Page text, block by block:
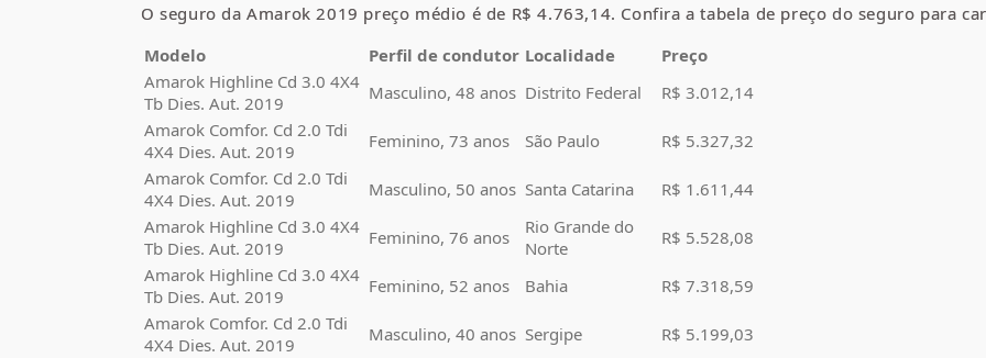
O seguro daAmarok 2019 preço médio é de R$ 4.763,14. Confira a tabela de preço do seguro para
Modelo
Perfil de condutor Localidade
Preço
Amarok Highline Cd 3.0 4X4
Tb Dies. Aut. 2019
Masculino, 48 anos Distrito Federal
R$ 3.012,14
Amarok Comfor. Cd 2.0 Tdi
4X4 Dies. Aut. 2019
Feminino, 73 anos São Paulo
R$ 5.327,32
Amarok Comfor. Cd 2.0 Tdi
4X4 Dies. Aut. 2019
Masculino, 50 anos Santa Catarina
R$ 1.611,44
Amarok Highline Cd 3.0 4X4
Tb Dies. Aut. 2019
Feminino, 76 anos
Rio Grande do
Norte
R$ 5.528,08
Amarok Highline Cd 3.0 4X4
Tb Dies. Aut. 2019
Feminino, 52 anos Bahia
R$ 7.318,59
Amarok Comfor. Cd 2.0 Tdi
4X4 Dies. Aut. 2019
Masculino, 40 anos Sergipe
R$ 5.199,03